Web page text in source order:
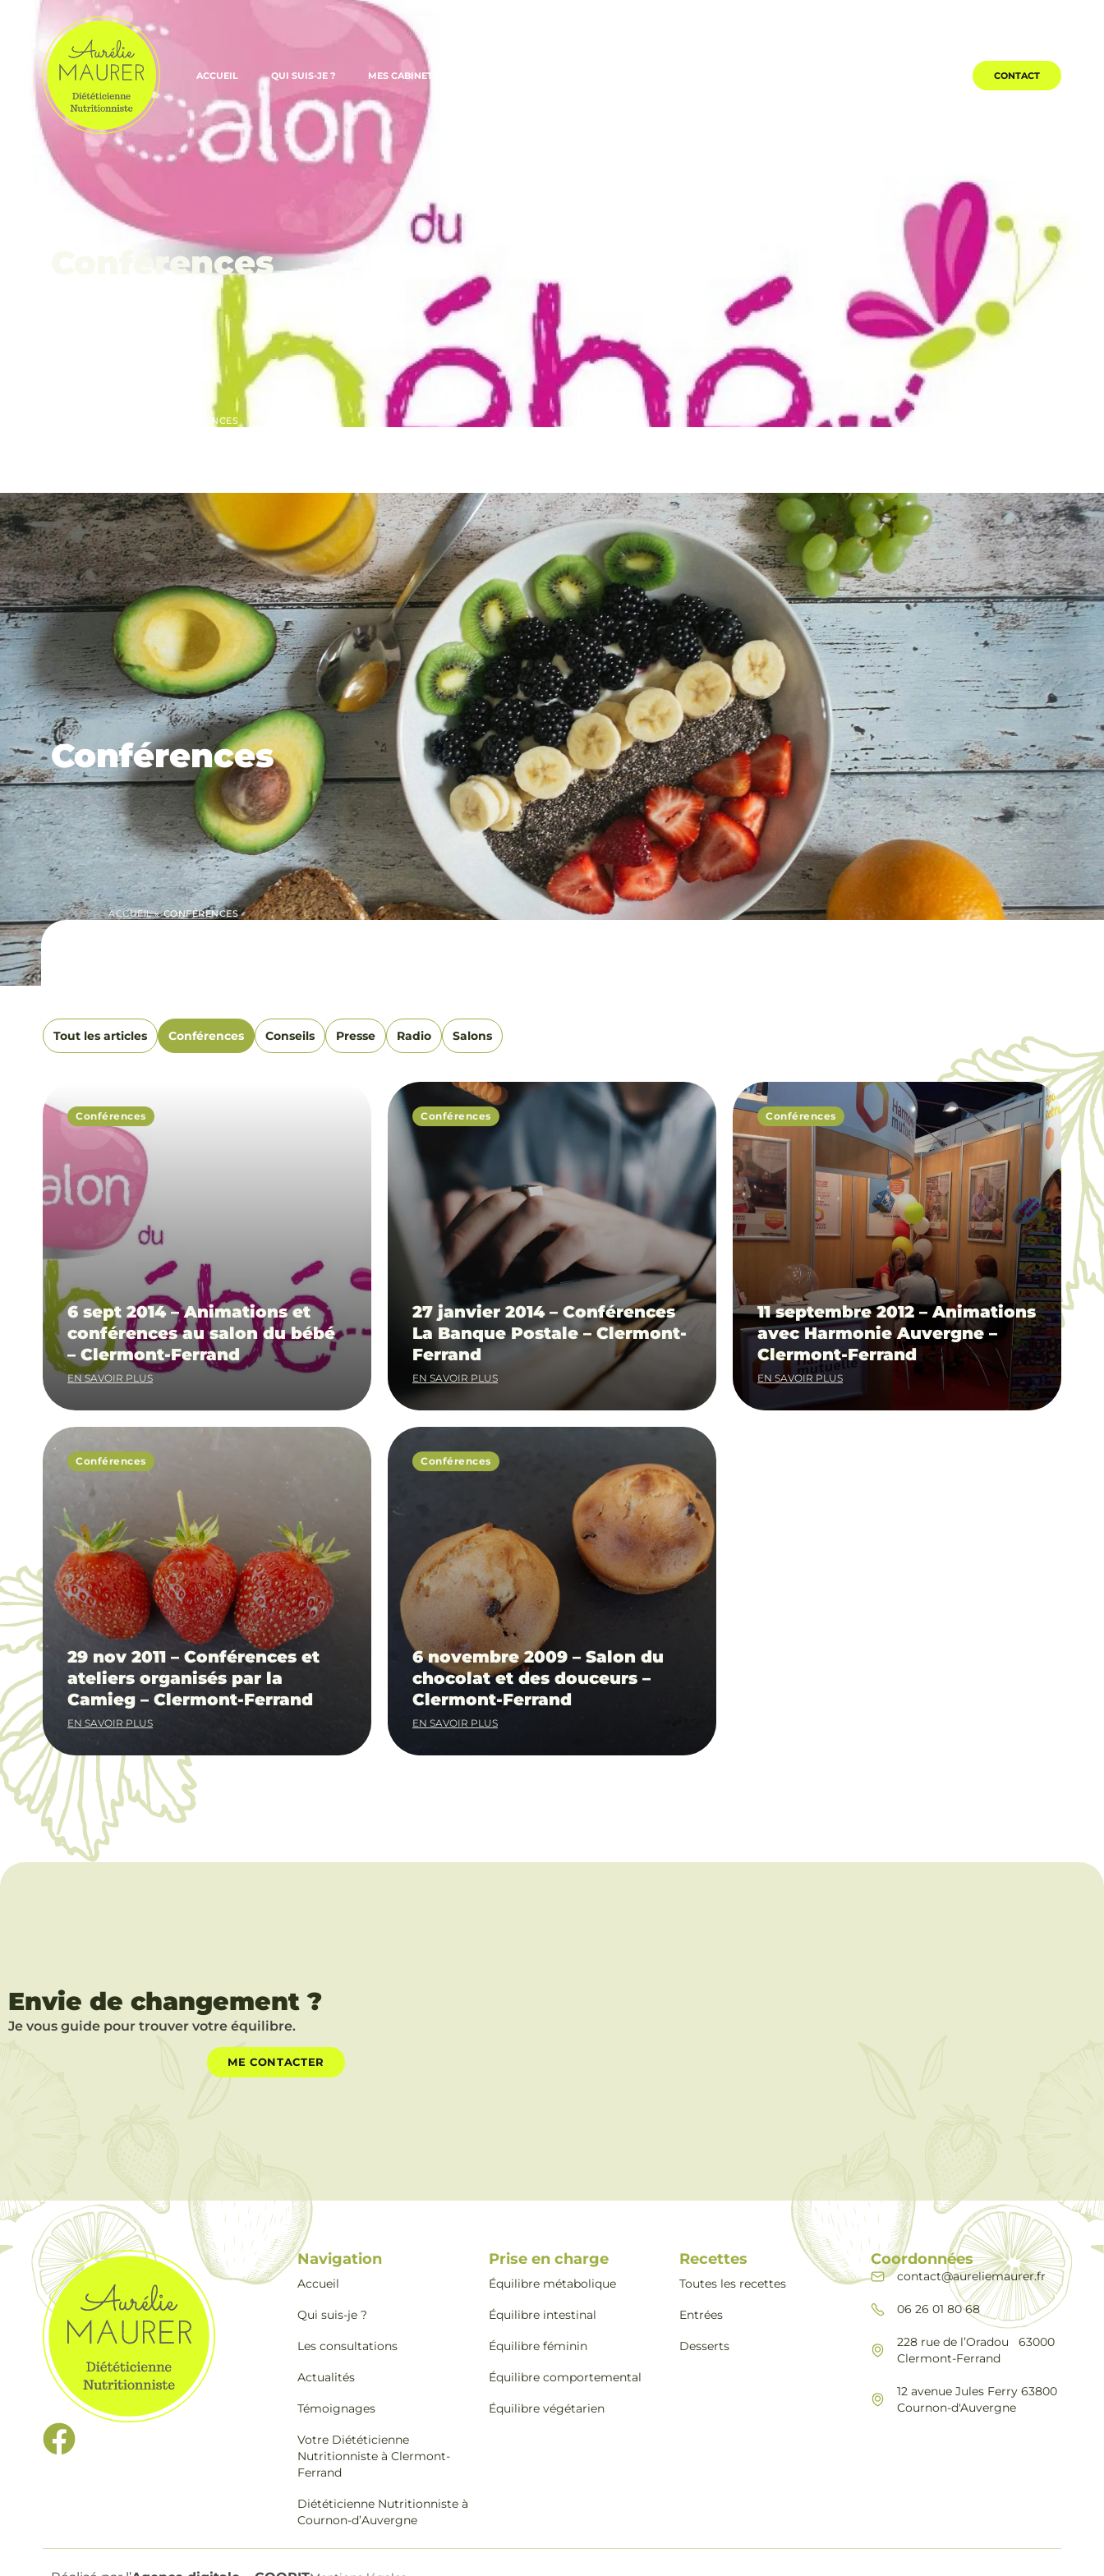
ACCUEIL QUI SUIS-JE ? MES CABINETS CONTACT
Conférences
CONFÉRENCES
Conférences
ACCUEIL»CONFÉRENCES
Tout les articles Conférences Conseils Presse Radio Salons
Conférences
6 sept 2014 – Animations et
conférences au salon du bébé
– Clermont-Ferrand
EN SAVOIR PLUS
Conférences
27 janvier 2014 – Conférences
La Banque Postale – Clermont-
Ferrand
EN SAVOIR PLUS
Conférences
11 septembre 2012 – Animations
avec Harmonie Auvergne –
Clermont-Ferrand
EN SAVOIR PLUS
Conférences
29 nov 2011 – Conférences et
ateliers organisés par la
Camieg – Clermont-Ferrand
EN SAVOIR PLUS
Conférences
6 novembre 2009 – Salon du
chocolat et des douceurs –
Clermont-Ferrand
EN SAVOIR PLUS
Envie de changement ?
Je vous guide pour trouver votre équilibre.
ME CONTACTER
Navigation
Accueil
Qui suis-je ?
Les consultations
Actualités
Témoignages
Votre Diététicienne
Nutritionniste à Clermont-
Ferrand
Diététicienne Nutritionniste à
Cournon-d’Auvergne
Prise en charge
Équilibre métabolique
Équilibre intestinal
Équilibre féminin
Équilibre comportemental
Équilibre végétarien
Recettes
Toutes les recettes
Entrées
Desserts
Coordonnées
contact@aureliemaurer.fr
06 26 01 80 68
228 rue de l’Oradou 63000
Clermont-Ferrand
12 avenue Jules Ferry 63800
Cournon-d'Auvergne